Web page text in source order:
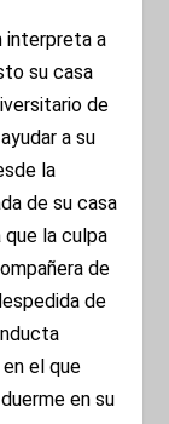
interpreta a
su casa
de
a su
la
de su casa
que la culpa
de
de
el que
en su